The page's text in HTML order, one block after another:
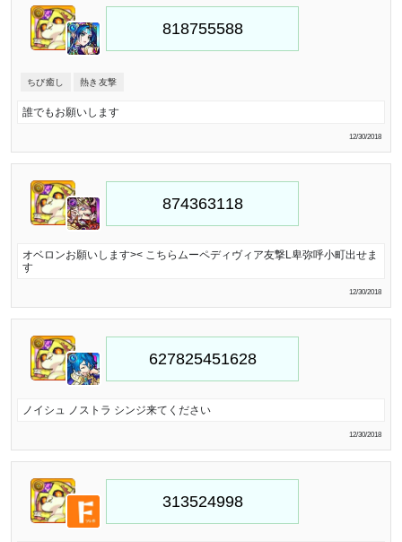
ちび癒し 熱き友撃
誰でもお願いします
12/30/2018
オベロンお願いします>< こちらムーペディヴィア友撃L卑弥呼小町出せま
す
12/30/2018
ノイシュ ノストラ シンジ来てください
12/30/2018